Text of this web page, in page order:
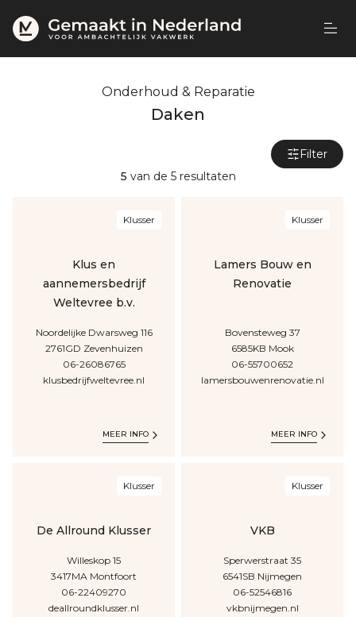
Onderhoud & Reparatie
Daken
Filter
5 van de 5resultaten
Klusser
Klus en
aannemersbedrijf
Weltevree b.v.
Noordelijke Dwarsweg 116
2761GD Zevenhuizen
06-26086765
klusbedrijfweltevree.nl
MEER INFO
Klusser
Lamers Bouw en
Renovatie
Bovensteweg 37
6585KB Mook
06-55700652
lamersbouwenrenovatie.nl
MEER INFO
Klusser
De Allround Klusser
Willeskop 15
3417MA Montfoort
06-22409270
deallroundklusser.nl
Klusser
VKB
Sperwerstraat 35
6541SB Nijmegen
06-52546816
vkbnijmegen.nl